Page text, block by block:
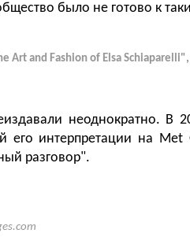
было не готово к
Art and Fashion of Elsa
неоднократно. В
его интерпретации на Met
разговор".